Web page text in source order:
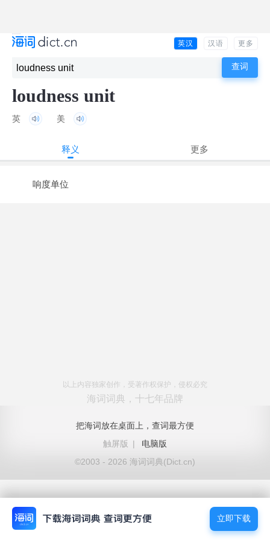
英汉 汉语 更多
loudness unit
英 美
释义 更多
响度单位
以上内容独家创作，受著作权保护，侵权必究
海词词典，十七年品牌
把海词放在桌面上，查词最方便
触屏版
|
电脑版
©2003 - 2026 海词词典(Dict.cn)
立即下载
立即下载